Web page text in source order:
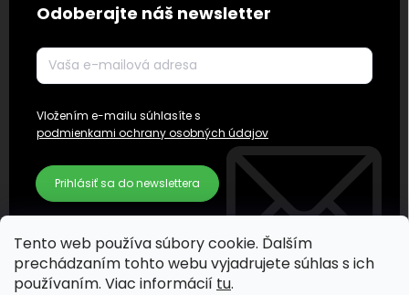
Tento web používa súbory cookie. Ďalším
prechádzaním tohto webu vyjadrujete súhlas s ich
používaním. Viac informácií tu.
Odoberajte náš newsletter
Vložením e-mailu súhlasíte s
podmienkami ochrany osobných údajov
Prihlásiť sa do newslettera